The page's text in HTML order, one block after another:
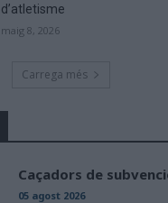
d’atletisme
maig 8, 2026
Carrega més
Caçadors de
05 agost 2026